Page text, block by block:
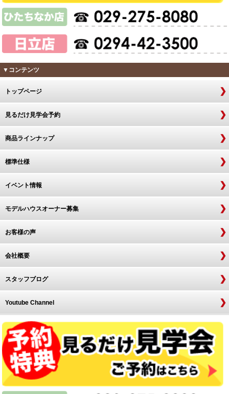
▼コンテンツ
トップページ
見るだけ見学会予約
商品ラインナップ
標準仕様
イベント情報
モデルハウスオーナー募集
お客様の声
会社概要
スタッフブログ
Youtube Channel